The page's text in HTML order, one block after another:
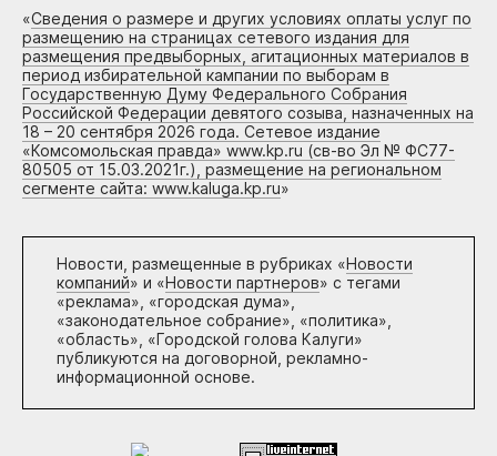
«Сведения о размере и других условиях оплаты услуг по
размещению на страницах сетевого издания для
размещения предвыборных, агитационных материалов в
период избирательной кампании по выборам в
Государственную Думу Федерального Собрания
Российской Федерации девятого созыва, назначенных на
18 – 20 сентября 2026 года. Сетевое издание
«Комсомольская правда» www.kp.ru (св-во Эл № ФС77-
80505 от 15.03.2021г.), размещение на региональном
сегменте сайта: www.kaluga.kp.ru»
Новости, размещенные в рубриках «Новости
компаний» и «Новости партнеров» с тегами
«реклама», «городская дума»,
«законодательное собрание», «политика»,
«область», «Городской голова Калуги»
публикуются на договорной, рекламно-
информационной основе.